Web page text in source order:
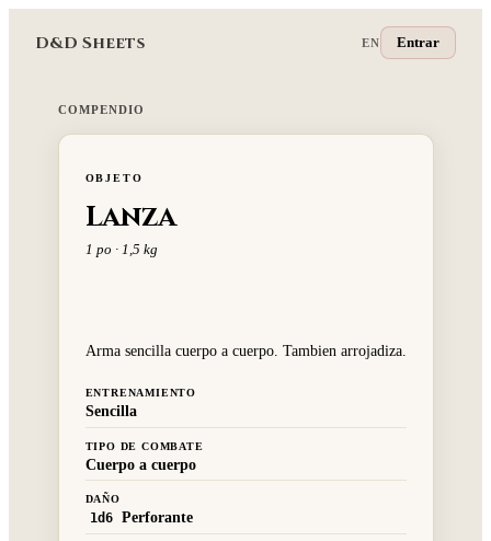
D&D Sheets EN Entrar
COMPENDIO
OBJETO
Lanza
1 po · 1,5 kg
Arma sencilla cuerpo a cuerpo. Tambien arrojadiza.
ENTRENAMIENTO
Sencilla
TIPO DE COMBATE
Cuerpo a cuerpo
DAÑO
1d6 Perforante